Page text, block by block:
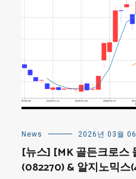
News 2026년 03월
[뉴스] [MK 골든크로스
(082270) & 알지노믹스